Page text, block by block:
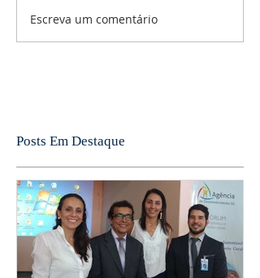
Escreva um comentário
Posts Em Destaque